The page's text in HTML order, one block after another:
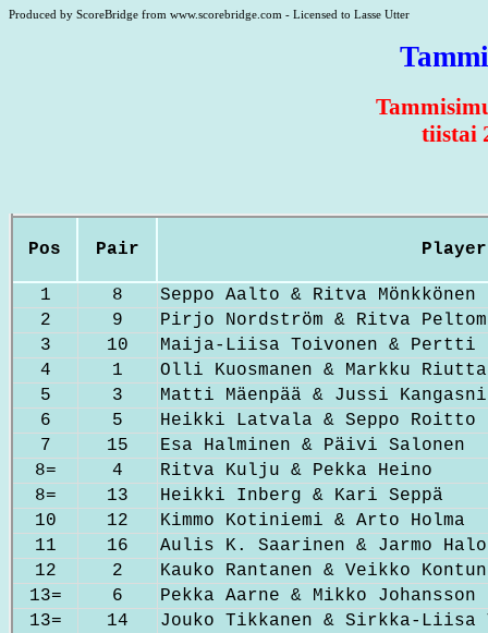
Produced by ScoreBridge from www.scorebridge.com - Licensed to Lasse Utter
tiistai
Pos Pair
1 8
Seppo Aalto & Ritva Mönkkönen
2
9
Pirjo Nordström & Ritva
3
10
Maija-Liisa Toivonen & Pertti
4
1
Olli Kuosmanen & Markku
5
3
Matti Mäenpää & Jussi
6
5
Heikki Latvala & Seppo Roitto
7
15
Esa Halminen & Päivi Salonen
8=
4
Ritva Kulju & Pekka Heino
8=
13
Heikki Inberg & Kari Seppä
10
12
Kimmo Kotiniemi & Arto Holma
11
16
Aulis K. Saarinen & Jarmo
12
2
Kauko Rantanen & Veikko
13=
6
Pekka Aarne & Mikko Johansson
13=
14
Jouko Tikkanen & Sirkka-Liisa